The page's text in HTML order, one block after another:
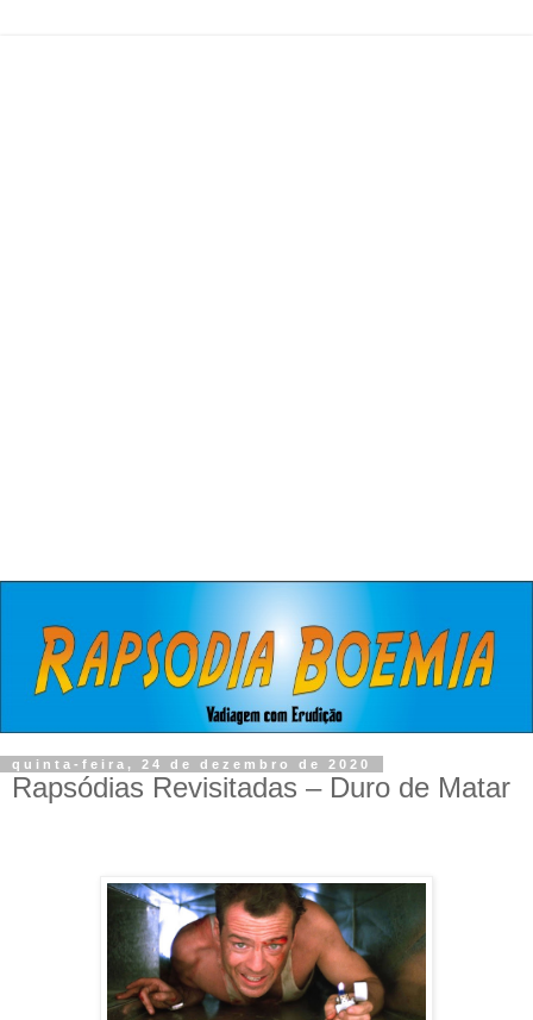
quinta-feira, 24 de dezembro de 2020
Rapsódias Revisitadas – Duro de Matar